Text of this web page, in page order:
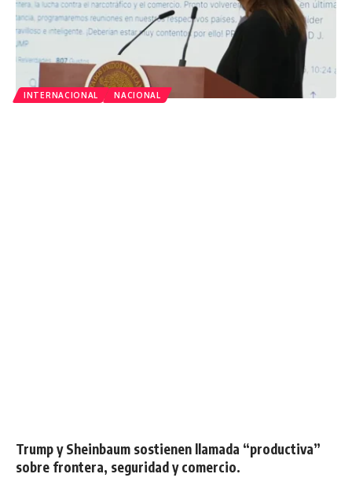
INTERNACIONAL NACIONAL
Trump y Sheinbaum sostienen llamada “productiva”
sobre frontera, seguridad y comercio.